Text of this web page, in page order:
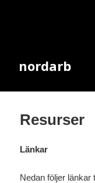
nordarb
Resurser
Länkar
Nedan följer länkar